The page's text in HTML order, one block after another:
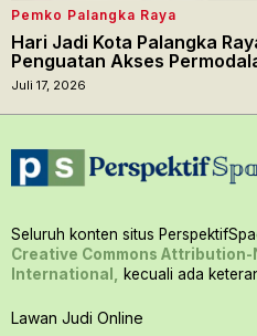
Pemko Palangka Raya
Hari Jadi Kota Palangka
Penguatan Akses
Juli 17, 2026
Seluruh konten situs
Creative Commons Attribution-
International,
kecuali ada
Lawan Judi Online